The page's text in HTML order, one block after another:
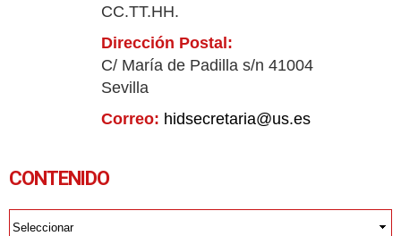
CC.TT.HH.
Dirección Postal:
C/ María de Padilla s/n 41004
Sevilla
Correo: hidsecretaria@us.es
CONTENIDO